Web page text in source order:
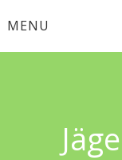
toMENU